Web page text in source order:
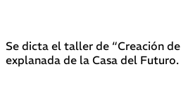
Se dicta el taller de “Creación
explanada de la Casa del Futuro.